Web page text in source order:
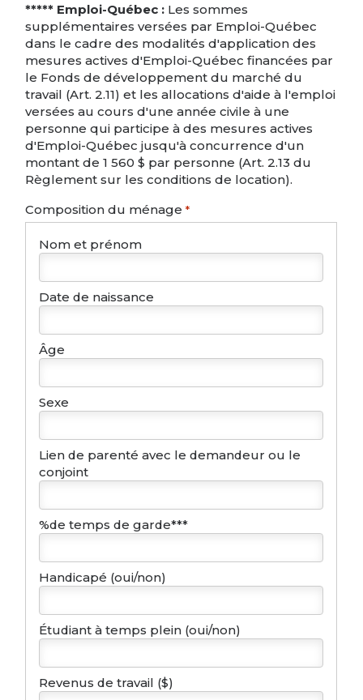
***** Emploi-Québec : Les sommes
supplémentaires versées par Emploi-Québec
dans le cadre des modalités d'application des
mesures actives d'Emploi-Québec financées par
le Fonds de développement du marché du
travail (Art. 2.11) et les allocations d'aide à l'emploi
versées au cours d'une année civile à une
personne qui participe à des mesures actives
d'Emploi-Québec jusqu'à concurrence d'un
montant de 1 560 $ par personne (Art. 2.13 du
Règlement sur les conditions de location).
Composition du ménage *